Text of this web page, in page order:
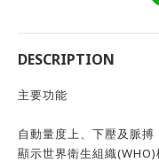
DESCRIPTION
主要功能
自動量度上、下壓及脈搏
顯示世界衛生組織(WHO)